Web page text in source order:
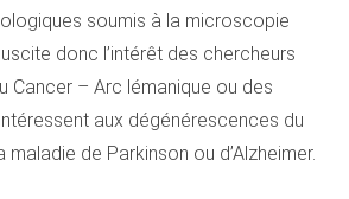
soumis à la microscopie
donc l’intérêt des chercheurs
Cancer – Arc lémanique ou des
aux dégénérescences du
de Parkinson ou d’Alzheimer.